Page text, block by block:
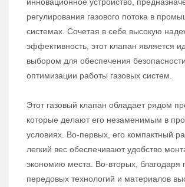
регулирования газового потока в
системах. Сочетая в себе высокую
эффективность, этот клапан является
выбором для обеспечения
оптимизации работы газовых систем.
Этот газовый клапан обладает рядом
которые делают его незаменимым в
условиях. Во-первых, его компактный
легкий вес обеспечивают удобство
экономию места. Во-вторых,
передовых технологий и материалов